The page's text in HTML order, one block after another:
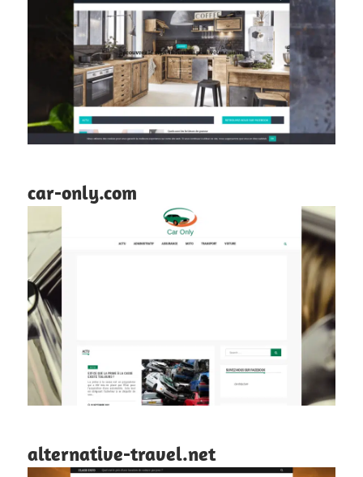
car-only.com
alternative-travel.net